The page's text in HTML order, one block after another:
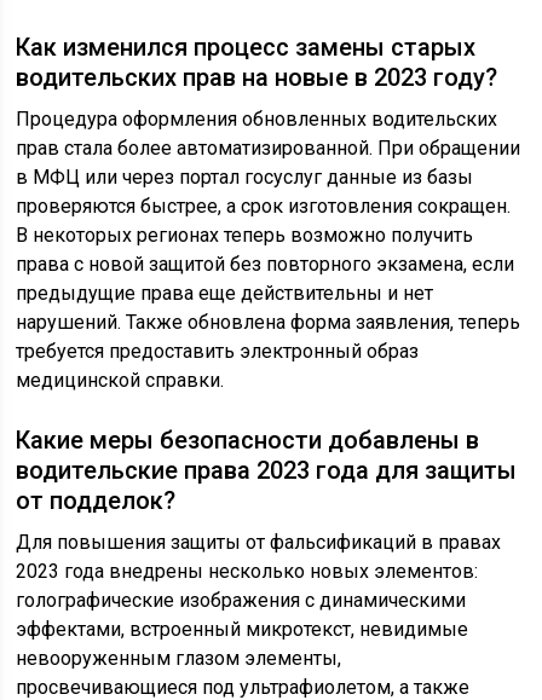
Как изменился процесс замены старых
водительских прав на новые в 2023 году?
Процедура оформления обновленных водительских
прав стала более автоматизированной. При обращении
в МФЦ или через портал госуслуг данные из базы
проверяются быстрее, а срок изготовления сокращен.
В некоторых регионах теперь возможно получить
права с новой защитой без повторного экзамена, если
предыдущие права еще действительны и нет
нарушений. Также обновлена форма заявления, теперь
требуется предоставить электронный образ
медицинской справки.
Какие меры безопасности добавлены в
водительские права 2023 года для защиты
от подделок?
Для повышения защиты от фальсификаций в правах
2023 года внедрены несколько новых элементов:
голографические изображения с динамическими
эффектами, встроенный микротекст, невидимые
невооруженным глазом элементы,
просвечивающиеся под ультрафиолетом, а также